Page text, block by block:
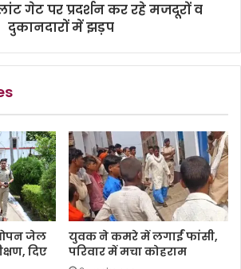
गेट पर प्रदर्शन कर रहे मजदूरों व
दुकानदारों में झड़प
जेल
दिए
युवक ने कमरे में लगाईं फांसी,
परिवार में मचा कोहराम